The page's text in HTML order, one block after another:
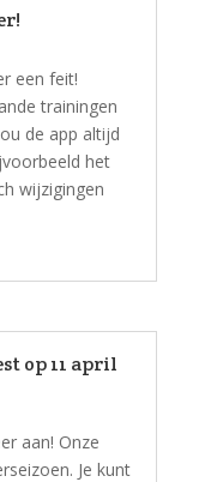
een feit!
trainingen
de app altijd
het
wijzigingen
op 11 april
aan! Onze
Je kunt